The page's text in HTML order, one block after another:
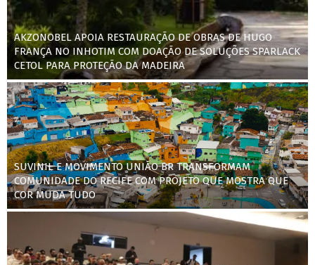
AKZONOBEL APOIA RESTAURAÇÃO DE OBRAS DE HUGO
FRANÇA NO INHOTIM COM DOAÇÃO DE SOLUÇÕES SPARLACK
CETOL PARA PROTEÇÃO DA MADEIRA
SUVINIL E MOVIMENTO UNIÃO BR TRANSFORMAM
COMUNIDADE DO RECIFE COM PROJETO QUE MOSTRA QUE
COR MUDA TUDO